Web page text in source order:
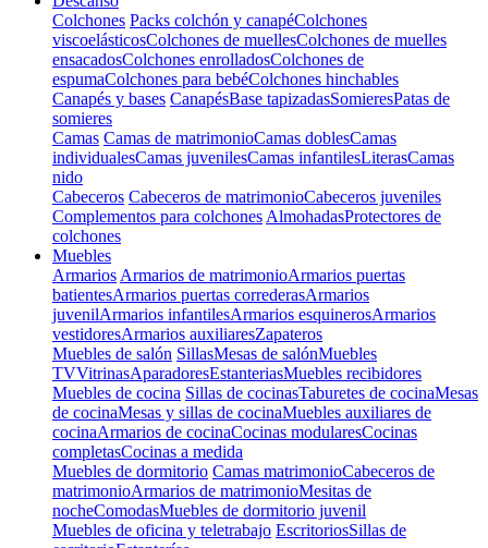
Colchones Packs colchón y canapéColchones
viscoelásticosColchones de muellesColchones de muelles
ensacadosColchones enrolladosColchones de
espumaColchones para bebéColchones hinchables
Canapés y bases CanapésBase tapizadasSomieresPatas de
somieres
Camas Camas de matrimonioCamas doblesCamas
individualesCamas juvenilesCamas infantilesLiterasCamas
nido
Cabeceros Cabeceros de matrimonioCabeceros juveniles
Complementos para colchones AlmohadasProtectores de
colchones
Muebles
Armarios Armarios de matrimonioArmarios puertas
batientesArmarios puertas correderasArmarios
juvenilArmarios infantilesArmarios esquinerosArmarios
vestidoresArmarios auxiliaresZapateros
Muebles de salón SillasMesas de salónMuebles
TVVitrinasAparadoresEstanteriasMuebles recibidores
Muebles de cocina Sillas de cocinasTaburetes de cocinaMesas
de cocinaMesas y sillas de cocinaMuebles auxiliares de
cocinaArmarios de cocinaCocinas modularesCocinas
completasCocinas a medida
Muebles de dormitorio Camas matrimonioCabeceros de
matrimonioArmarios de matrimonioMesitas de
nocheComodasMuebles de dormitorio juvenil
Muebles de oficina y teletrabajo EscritoriosSillas de